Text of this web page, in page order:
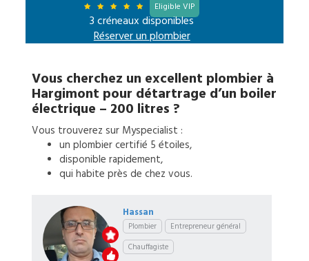
Eligible VIP
3 créneaux disponibles
Réserver un plombier
Vous cherchez un excellent plombier à
Hargimont pour détartrage d’un boiler
électrique – 200 litres ?
Vous trouverez sur Myspecialist :
un plombiercertifié 5 étoiles,
disponible rapidement,
qui habite près de chez vous.
Hassan
Plombier
Entrepreneur général
Chauffagiste